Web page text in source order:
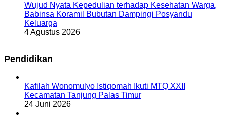
Wujud Nyata Kepedulian terhadap Kesehatan Warga,
Babinsa Koramil Bubutan Dampingi Posyandu
Keluarga
4 Agustus 2026
Pendidikan
Kafilah Wonomulyo Istiqomah Ikuti MTQ XXII
Kecamatan Tanjung Palas Timur
24 Juni 2026